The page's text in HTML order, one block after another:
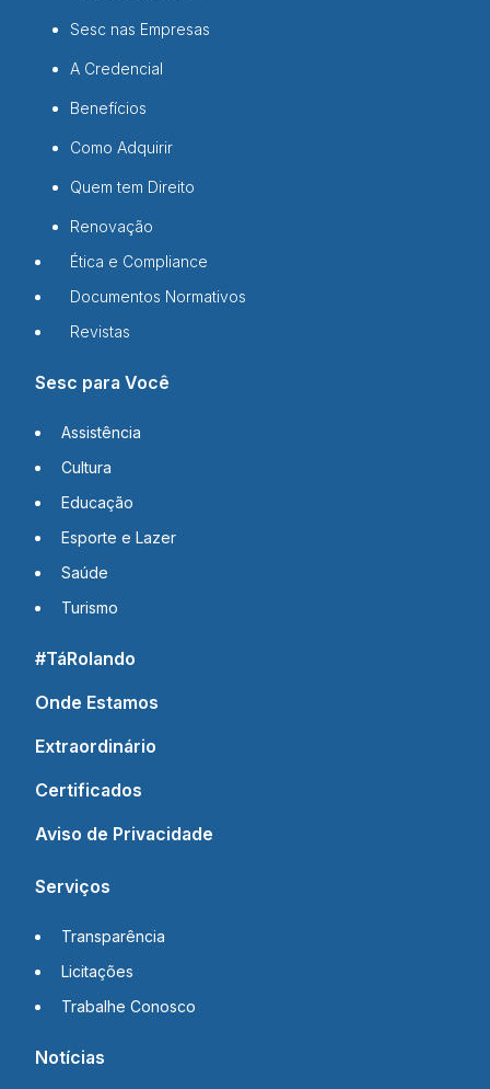
Sesc nas Empresas
A Credencial
Benefícios
Como Adquirir
Quem tem Direito
Renovação
Ética e Compliance
Documentos Normativos
Revistas
Sesc para Você
Assistência
Cultura
Educação
Esporte e Lazer
Saúde
Turismo
#TáRolando
Onde Estamos
Extraordinário
Certificados
Aviso de Privacidade
Serviços
Transparência
Licitações
Trabalhe Conosco
Notícias